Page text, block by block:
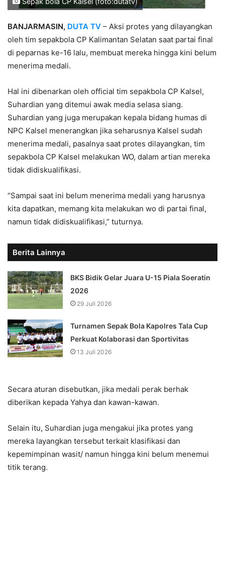
BANJARMASIN, DUTA TV – Aksi protes yang dilayangkan
oleh tim sepakbola CP Kalimantan Selatan saat partai final
di peparnas ke-16 lalu, membuat mereka hingga kini belum
menerima medali.
Hal ini dibenarkan oleh official tim sepakbola CP Kalsel,
Suhardian yang ditemui awak media selasa siang.
Suhardian yang juga merupakan kepala bidang humas di
NPC Kalsel menerangkan jika seharusnya Kalsel sudah
menerima medali, pasalnya saat protes dilayangkan, tim
sepakbola CP Kalsel melakukan WO, dalam artian mereka
tidak didiskualifikasi.
“Sampai saat ini belum menerima medali yang harusnya
kita dapatkan, memang kita melakukan wo di partai final,
namun tidak didiskualifikasi,” tuturnya.
Berita Lainnya
BKS Bidik Gelar Juara U-15 Piala Soeratin
2026
29 Juli 2026
Turnamen Sepak Bola Kapolres Tala Cup
Perkuat Kolaborasi dan Sportivitas
13 Juli 2026
Secara aturan disebutkan, jika medali perak berhak
diberikan kepada Yahya dan kawan-kawan.
Selain itu, Suhardian juga mengakui jika protes yang
mereka layangkan tersebut terkait klasifikasi dan
kepemimpinan wasit/ namun hingga kini belum menemui
titik terang.